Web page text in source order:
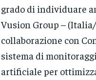
grado di individuare
Vusion Group –
collaborazione con
sistema di
artificiale per